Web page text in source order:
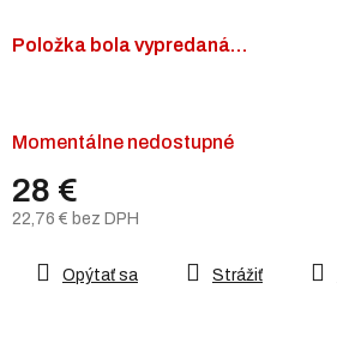
28 €
22,76 € bez DPH
cena:
Momentálne nedostupné
Položka bola vypredaná…
Opýtať sa Strážiť